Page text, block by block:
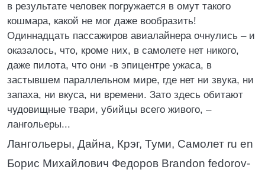
в результате человек погружается в омут такого
кошмара, какой не мог даже вообразить!
Одиннадцать пассажиров авиалайнера очнулись – и
оказалось, что, кроме них, в самолете нет никого,
даже пилота, что они -в эпицентре ужаса, в
застывшем параллельном мире, где нет ни звука, ни
запаха, ни вкуса, ни времени. Зато здесь обитают
чудовищные твари, убийцы всего живого, –
лангольеры...
Лангольеры, Дайна, Крэг, Туми, Самолет ru en
Борис Михайлович Федоров Brandon fedorov-